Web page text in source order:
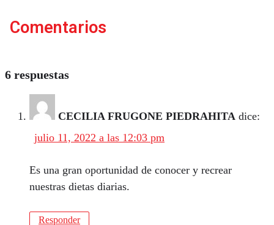
Comentarios
6 respuestas
CECILIA FRUGONE PIEDRAHITA dice:
julio 11, 2022 a las 12:03 pm
Es una gran oportunidad de conocer y recrear
nuestras dietas diarias.
Responder